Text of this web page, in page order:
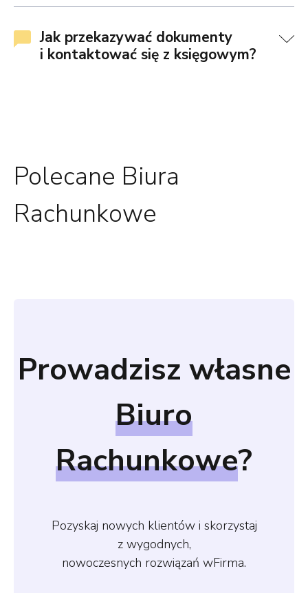
Jak przekazywać dokumenty
i kontaktować się z księgowym?
Polecane Biura
Rachunkowe
Prowadzisz własne
Biuro
Rachunkowe?
Pozyskaj nowych klientów i skorzystaj
z wygodnych,
nowoczesnych rozwiązań wFirma.